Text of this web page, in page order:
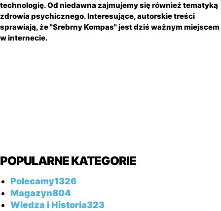
technologię. Od niedawna zajmujemy się również tematyką
zdrowia psychicznego. Interesujące, autorskie treści
sprawiają, że "Srebrny Kompas" jest dziś ważnym miejscem
w internecie.
POPULARNE KATEGORIE
Polecamy1326
Magazyn804
Wiedza i Historia323